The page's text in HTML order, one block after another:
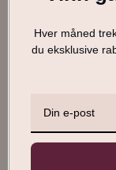
Skadefri
Eirik Grøneng
O
349krN
Hver måned
du eksklusive